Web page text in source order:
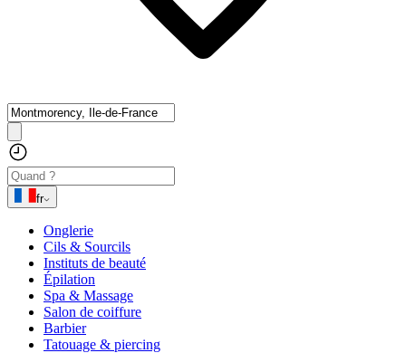
fr
Onglerie
Cils & Sourcils
Instituts de beauté
Épilation
Spa & Massage
Salon de coiffure
Barbier
Tatouage & piercing